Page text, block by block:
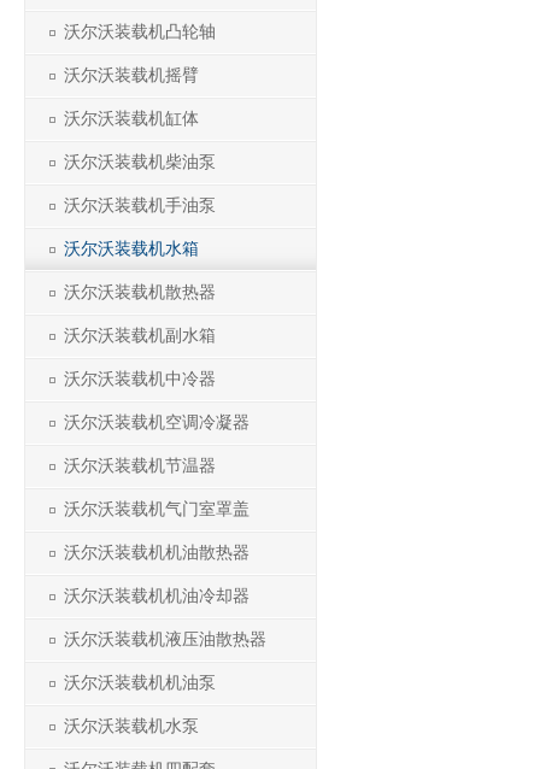
沃尔沃装载机凸轮轴
沃尔沃装载机摇臂
沃尔沃装载机缸体
沃尔沃装载机柴油泵
沃尔沃装载机手油泵
沃尔沃装载机水箱
沃尔沃装载机散热器
沃尔沃装载机副水箱
沃尔沃装载机中冷器
沃尔沃装载机空调冷凝器
沃尔沃装载机节温器
沃尔沃装载机气门室罩盖
沃尔沃装载机机油散热器
沃尔沃装载机机油冷却器
沃尔沃装载机液压油散热器
沃尔沃装载机机油泵
沃尔沃装载机水泵